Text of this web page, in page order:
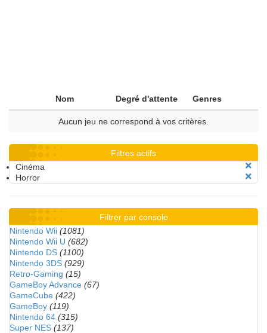
Nom Degré d'attente Genres
Aucun jeu ne correspond à vos critères.
Filtres actifs
Cinéma
Horror
Filtrer par console
Nintendo Wii (1081)
Nintendo Wii U (682)
Nintendo DS (1100)
Nintendo 3DS (929)
Retro-Gaming (15)
GameBoy Advance (67)
GameCube (422)
GameBoy (119)
Nintendo 64 (315)
Super NES (137)